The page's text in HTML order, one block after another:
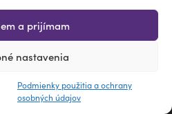
a prijímam
nastavenia
Podmienky použitia a ochrany
osobných údajov